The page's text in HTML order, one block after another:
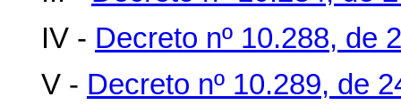
IV - Decreto nº 10.288, de
V - Decreto nº 10.289, de